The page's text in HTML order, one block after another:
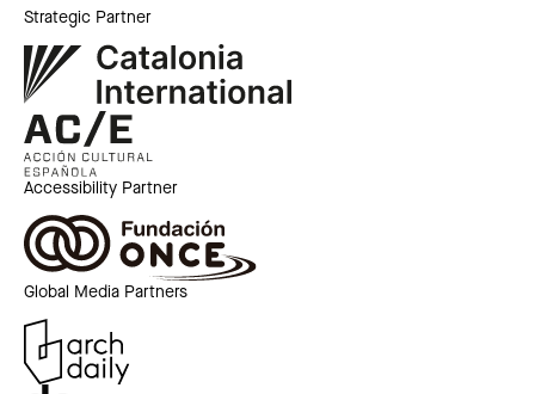
Strategic Partner
Accessibility Partner
Global Media Partners